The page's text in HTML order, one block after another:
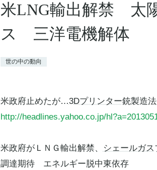
米LNG輸出解禁 太
ス 三洋電機解体
世の中の動向
米政府止めたが…3Dプリンター銃製造
http://headlines.yahoo.co.jp/
米政府がＬＮＧ輸出解禁、 シェールガス
調達期待 エネルギー脱中東依存